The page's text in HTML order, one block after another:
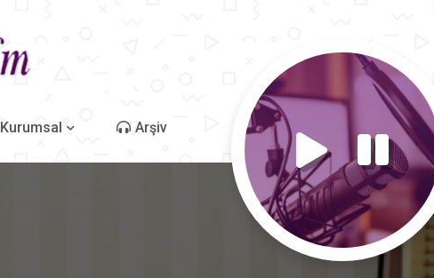
Kurumsal Arşiv